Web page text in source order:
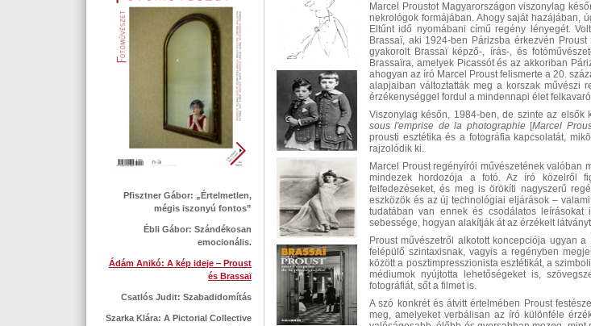
Pfisztner Gábor: „Értelmetlen,
mégis iszonyú fontos”
Ébli Gábor: Szándékosan
emocionális.
Ádám Anikó: A kép ideje ‒ Proust
és Brassaï
Csatlós Judit: Szabadidomítás
Szarka Klára: A Pictorial Collective
Marcel Proustot Magyarországon viszonylag
nekrológok formájában. Ahogy saját hazájában,
Eltűnt idő nyomábani című regény lényegét.
Brassaï, aki 1924-ben Párizsba érkezvén
gyakorolt Brassaï képző-, írás-, és
Brassaïra, amelyek Picassót és az akkoriban
ahogyan az író Marcel Proust felismerte a 20.
alapjaiban változtatták meg a korszak művészi
érzékenységgel fordul a mindennapi élet
Viszonylag későn, 1984-ben, de szinte az elsők
sous l'emprise de la photographie[Marcel
prousti esztétika és a fotográfia kapcsolatát,
rajzolódik ki.
Marcel Proust regényírói művészetének valóban
mindezek hordozója a fotó. Az író közelről
felfedezéseket, és meg is örökíti nagyszerű
eszközök és az új technológiai eljárások ‒
tudatában van ennek és csodálatos
sebessége, hogyan alakítják át az érzékelt
Proust művészetről alkotott koncepciója ugyan
felépülő szintaxisnak, vagyis a regényben
között a posztimpresszionista esztétikát, a
médiumok nyújtotta lehetőségeket is,
fotográfiát, sőt a filmet is.
A szó konkrét és átvitt értelmében Proust
meg, amelyeket verbálisan az író különféle